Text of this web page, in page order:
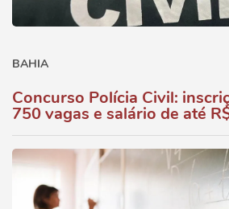
BAHIA
Concurso Polícia Civil:
750 vagas e salário de até